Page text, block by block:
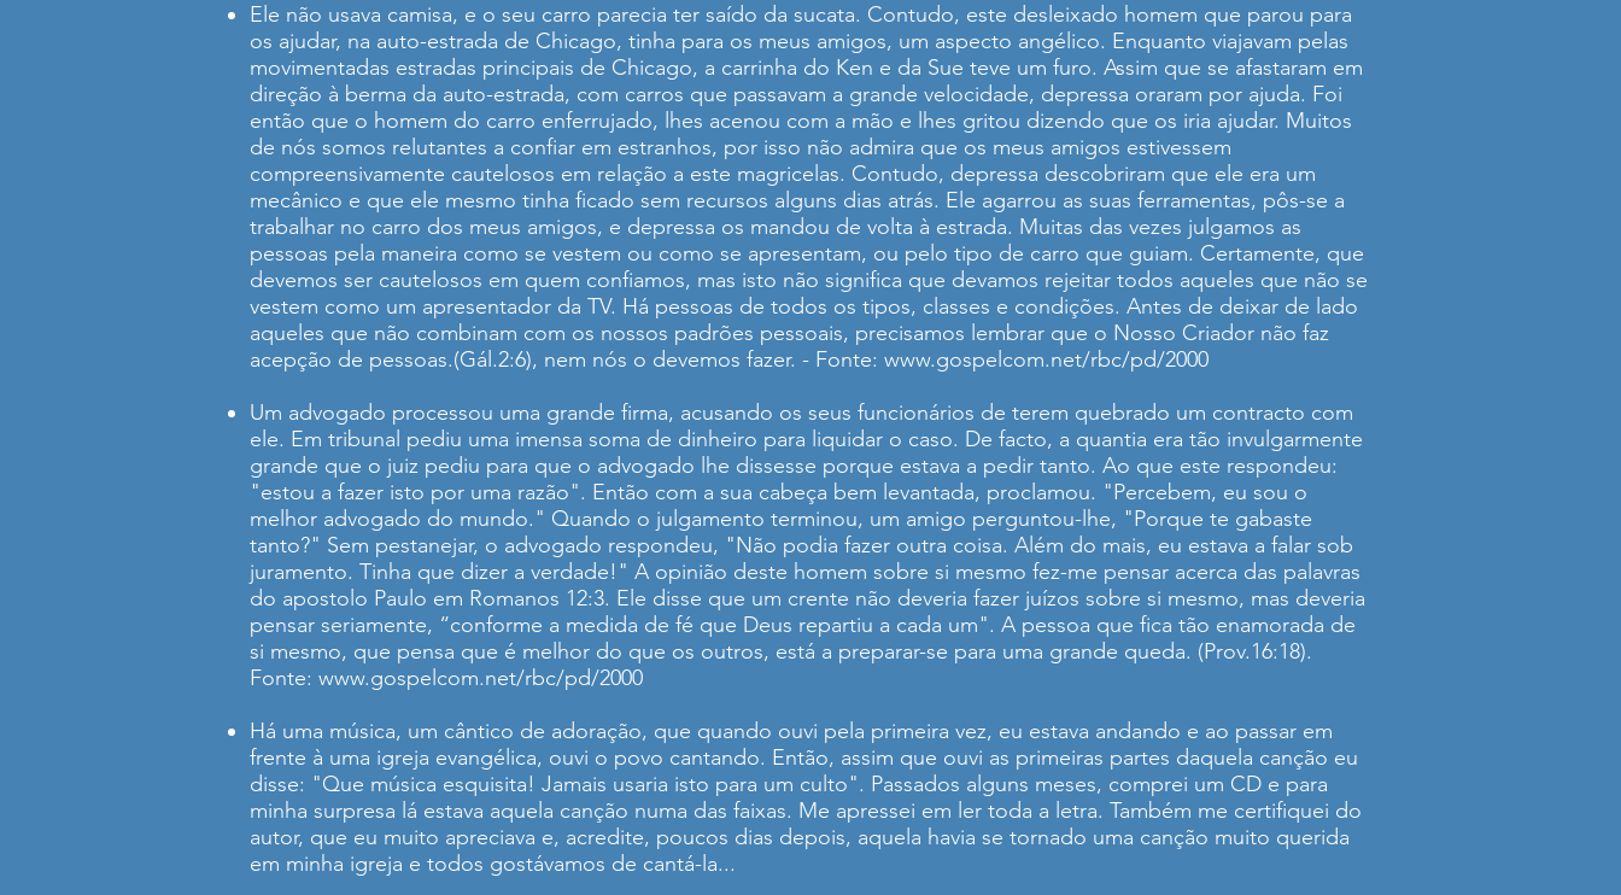
Ele não usava camisa, e o seu carro parecia ter saído da sucata. Contudo, este desleixado homem que parou para
os ajudar, na auto-estrada de Chicago, tinha para os meus amigos, um aspecto angélico. Enquanto viajavam pelas
movimentadas estradas principais de Chicago, a carrinha do Ken e da Sue teve um furo. Assim que se afastaram em
direção à berma da auto-estrada, com carros que passavam a grande velocidade, depressa oraram por ajuda. Foi
então que o homem do carro enferrujado, lhes acenou com a mão e lhes gritou dizendo que os iria ajudar. Muitos
de nós somos relutantes a confiar em estranhos, por isso não admira que os meus amigos estivessem
compreensivamente cautelosos em relação a este magricelas. Contudo, depressa descobriram que ele era um
mecânico e que ele mesmo tinha ficado sem recursos alguns dias atrás. Ele agarrou as suas ferramentas, pôs-se a
trabalhar no carro dos meus amigos, e depressa os mandou de volta à estrada. Muitas das vezes julgamos as
pessoas pela maneira como se vestem ou como se apresentam, ou pelo tipo de carro que guiam. Certamente, que
devemos ser cautelosos em quem confiamos, mas isto não significa que devamos rejeitar todos aqueles que não se
vestem como um apresentador da TV. Há pessoas de todos os tipos, classes e condições. Antes de deixar de lado
aqueles que não combinam com os nossos padrões pessoais, precisamos lembrar que o Nosso Criador não faz
acepção de pessoas.(Gál.2:6), nem nós o devemos fazer. - Fonte: www.gospelcom.net/rbc/pd/2000
Um advogado processou uma grande firma, acusando os seus funcionários de terem quebrado um contracto com
ele. Em tribunal pediu uma imensa soma de dinheiro para liquidar o caso. De facto, a quantia era tão invulgarmente
grande que o juiz pediu para que o advogado lhe dissesse porque estava a pedir tanto. Ao que este respondeu:
"estou a fazer isto por uma razão". Então com a sua cabeça bem levantada, proclamou. "Percebem, eu sou o
melhor advogado do mundo." Quando o julgamento terminou, um amigo perguntou-lhe, "Porque te gabaste
tanto?" Sem pestanejar, o advogado respondeu, "Não podia fazer outra coisa. Além do mais, eu estava a falar sob
juramento. Tinha que dizer a verdade!" A opinião deste homem sobre si mesmo fez-me pensar acerca das palavras
do apostolo Paulo em Romanos 12:3. Ele disse que um crente não deveria fazer juízos sobre si mesmo, mas deveria
pensar seriamente, “conforme a medida de fé que Deus repartiu a cada um". A pessoa que fica tão enamorada de
si mesmo, que pensa que é melhor do que os outros, está a preparar-se para uma grande queda. (Prov.16:18).
Fonte: www.gospelcom.net/rbc/pd/2000
Há uma música, um cântico de adoração, que quando ouvi pela primeira vez, eu estava andando e ao passar em
frente à uma igreja evangélica, ouvi o povo cantando. Então, assim que ouvi as primeiras partes daquela canção eu
disse: "Que música esquisita! Jamais usaria isto para um culto". Passados alguns meses, comprei um CD e para
minha surpresa lá estava aquela canção numa das faixas. Me apressei em ler toda a letra. Também me certifiquei do
autor, que eu muito apreciava e, acredite, poucos dias depois, aquela havia se tornado uma canção muito querida
em minha igreja e todos gostávamos de cantá-la...